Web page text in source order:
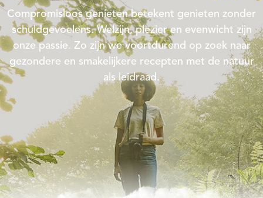
Compromisloos genieten betekent genieten zonder
schuldgevoelens. Welzijn, plezier en evenwicht zijn
onze passie. Zo zijn we voortdurend op zoek naar
gezondere en smakelijkere recepten met de natuur
als leidraad.